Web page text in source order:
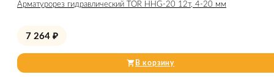
Арматурорез гидравлический TOR HHG-20 12т, 4-20 мм
7 264 ₽
В корзину